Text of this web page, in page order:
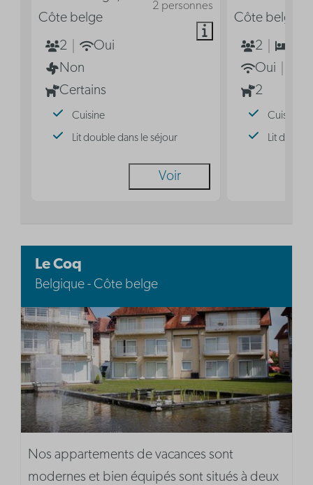
2 personnes
Côte belge
2
Oui
Non
Certains
Cuisine
Lit double dans le séjour
Voir
Côte belge
2
Oui
2
Cuisine
Lit
Le Coq
Belgique - Côte belge
Nos appartements de vacances sont
modernes et bien équipés sont situés à deux